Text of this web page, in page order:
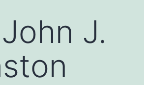
John J.